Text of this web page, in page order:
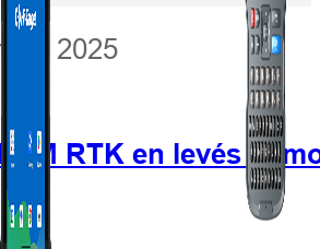
2025
RTK en levés